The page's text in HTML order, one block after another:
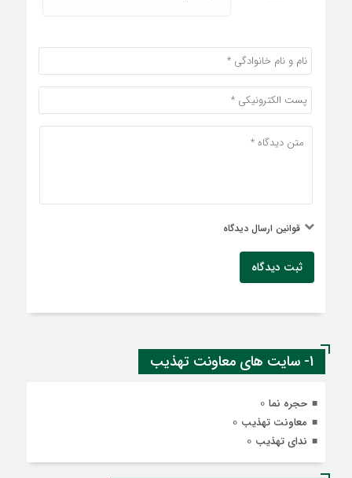
قوانین ارسال دیدگاه
ثبت دیدگاه
1- سایت های معاونت تهذیب
حجره نما
معاونت تهذیب
ندای تهذیب